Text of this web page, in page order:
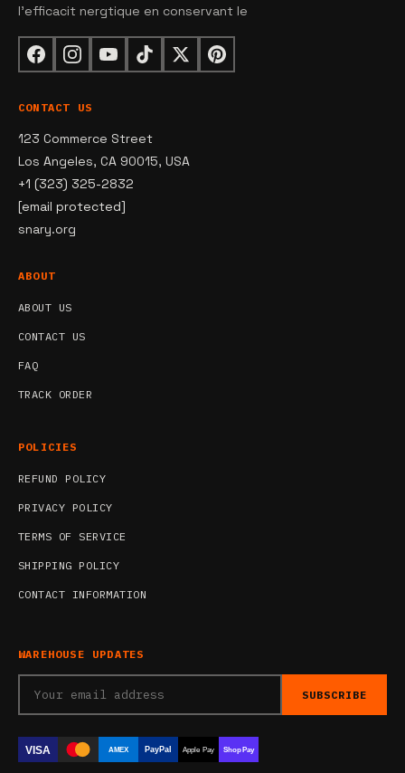
l'efficacit nergtique en conservant le
CONTACT US
123 Commerce Street
Los Angeles, CA 90015, USA
+1 (323) 325-2832
[email protected]
snary.org
ABOUT
ABOUT US
CONTACT US
FAQ
TRACK ORDER
POLICIES
REFUND POLICY
PRIVACY POLICY
TERMS OF SERVICE
SHIPPING POLICY
CONTACT INFORMATION
WAREHOUSE UPDATES
SUBSCRIBE
VISA AMEX PayPal Apple Pay Shop Pay